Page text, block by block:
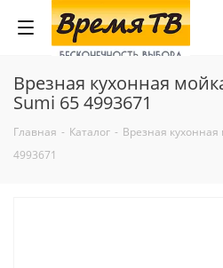
Врезная кухонная
Sumi 65 4993671
Главная - Каталог - Врезная кухонная
4993671